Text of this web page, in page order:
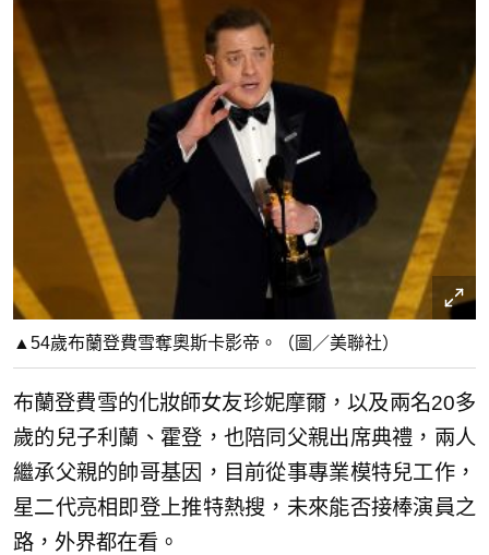
▲54歲布蘭登費雪奪奧斯卡影帝。（圖／美聯社）
布蘭登費雪的化妝師女友珍妮摩爾，以及兩名20多
歲的兒子利蘭、霍登，也陪同父親出席典禮，兩人
繼承父親的帥哥基因，目前從事專業模特兒工作，
星二代亮相即登上推特熱搜，未來能否接棒演員之
路，外界都在看。